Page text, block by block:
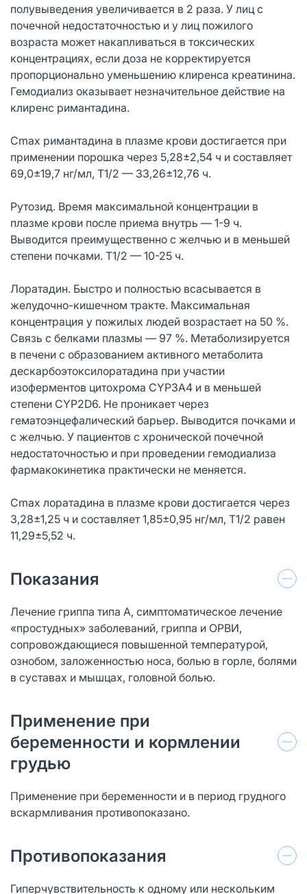
полувыведения увеличивается в 2 раза. У лиц с
почечной недостаточностью и у лиц пожилого
возраста может накапливаться в токсических
концентрациях, если доза не корректируется
пропорционально уменьшению клиренса креатинина.
Гемодиализ оказывает незначительное действие на
клиренс римантадина.
Cmax римантадина в плазме крови достигается при
применении порошка через 5,28±2,54 ч и составляет
69,0±19,7 нг/мл, T1/2 — 33,26±12,76 ч.
Рутозид. Время максимальной концентрации в
плазме крови после приема внутрь — 1-9 ч.
Выводится преимущественно с желчью и в меньшей
степени почками. T1/2 — 10-25 ч.
Лоратадин. Быстро и полностью всасывается в
желудочно-кишечном тракте. Максимальная
концентрация у пожилых людей возрастает на 50 %.
Связь с белками плазмы — 97 %. Метаболизируется
в печени с образованием активного метаболита
дескарбоэтоксилоратадина при участии
изоферментов цитохрома CYP3A4 и в меньшей
степени CYP2D6. Не проникает через
гематоэнцефалический барьер. Выводится почками и
с желчью. У пациентов с хронической почечной
недостаточностью и при проведении гемодиализа
фармакокинетика практически не меняется.
Cmax лоратадина в плазме крови достигается через
3,28±1,25 ч и составляет 1,85±0,95 нг/мл, T1/2 равен
11,29±5,52 ч.
Показания
Лечение гриппа типа А, симптоматическое лечение
«простудных» заболеваний, гриппа и ОРВИ,
сопровождающиеся повышенной температурой,
ознобом, заложенностью носа, болью в горле, болями
в суставах и мышцах, головной болью.
Применение при
беременности и кормлении
грудью
Применение при беременности и в период грудного
вскармливания противопоказано.
Противопоказания
Гиперчувствительность к одному или нескольким